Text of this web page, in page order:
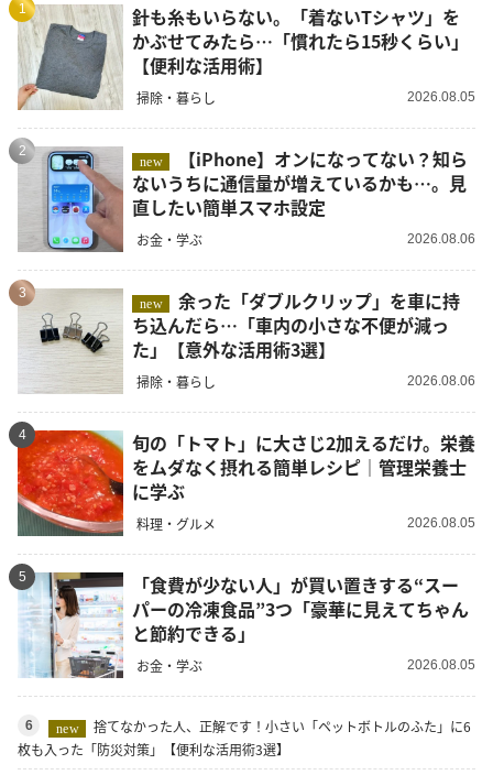
1
針も糸もいらない。「着ないTシャツ」を
かぶせてみたら…「慣れたら15秒くらい」
【便利な活用術】
掃除・暮らし 2026.08.05
2
new
ないうちに通信量が増えているかも…。見
直したい簡単スマホ設定
お金・学ぶ 2026.08.06
3
new
余った「ダブルクリップ」を車に持
ち込んだら…「車内の小さな不便が減っ
た」【意外な活用術3選】
掃除・暮らし 2026.08.06
4
旬の「トマト」に大さじ2加えるだけ。栄養
をムダなく摂れる簡単レシピ｜管理栄養士
に学ぶ
料理・グルメ 2026.08.05
5
「食費が少ない人」が買い置きする“スー
パーの冷凍食品”3つ「豪華に見えてちゃん
と節約できる」
お金・学ぶ 2026.08.05
6 new
捨てなかった人、正解です！小さい「ペットボトルのふた」に6
枚も入った「防災対策」【便利な活用術3選】